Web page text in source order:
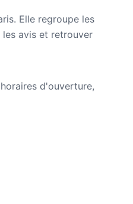
Elle regroupe les
avis et retrouver
d'ouverture,